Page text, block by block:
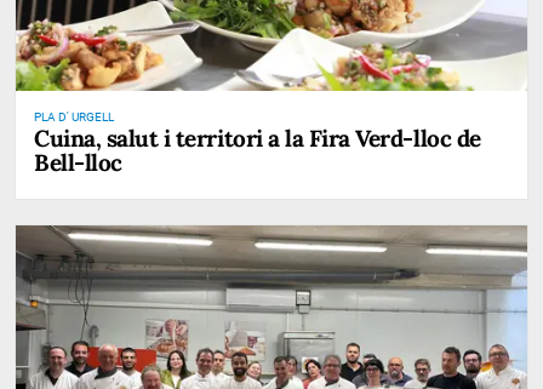
PLA D' URGELL
Cuina, salut i territori a la Fira Verd-lloc de
Bell-lloc